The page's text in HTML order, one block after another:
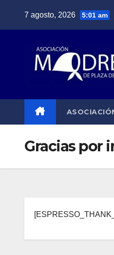
7 agosto, 2026 5:01 am
Gracias por